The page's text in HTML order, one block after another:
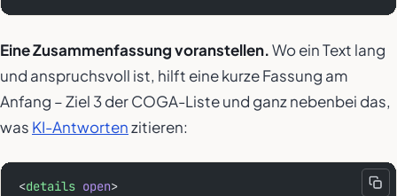
Eine Zusammenfassung voranstellen.Wo ein Text lang
und anspruchsvoll ist, hilft eine kurze Fassung am
Anfang – Ziel 3 der COGA-Liste und ganz nebenbei das,
was KI-Antwortenzitieren:
<details open>